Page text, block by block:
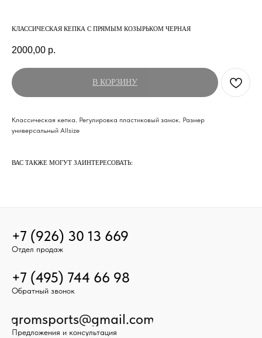
КЛАССИЧЕСКАЯ КЕПКА С ПРЯМЫМ КОЗЫРЬКОМ ЧЕРНАЯ
2000,00 р.
В КОРЗИНУ
Классическая кепка. Регулировка пластиковый замок. Размер
универсальный Allsize
ВАС ТАКЖЕ МОГУТ ЗАИНТЕРЕСОВАТЬ:
+7 (495) 744 66 98
gromsports@gmail.com
Предложения и консультация
+7 (926) 30 13 669
Отдел продаж
Обратный звонок